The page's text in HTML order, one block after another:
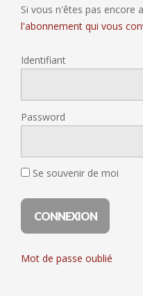
Si vous n'êtes pas encore
l'abonnement qui vous
Identifiant
Password
Se souvenir de moi
Mot de passe oublié